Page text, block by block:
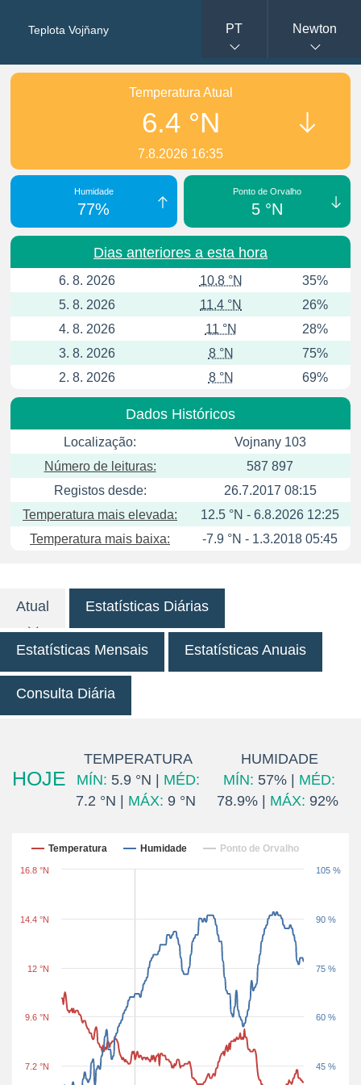
Teplota Vojňany PT Newton
Temperatura Atual
6.4 °N
7.8.2026 16:35
Humidade
77%
Ponto de Orvalho
5 °N
Dias anteriores a esta hora
6. 8. 2026 10.8 °N
35%
5. 8. 2026
11.4 °N
26%
4. 8. 2026
11 °N
28%
3. 8. 2026
8 °N
75%
2. 8. 2026
8 °N 69%
Dados Históricos
Localização:
Vojnany 103
Número de leituras:
587 897
Registos desde:
26.7.2017 08:15
Temperatura mais elevada:
12.5 °N - 6.8.2026 12:25
Temperatura mais baixa:
-7.9 °N - 1.3.2018 05:45
Atual Estatísticas Diárias
Estatísticas Mensais Estatísticas Anuais
Consulta Diária
HOJE
TEMPERATURA
MÍN: 5.9 °N | MÉD:
7.2 °N | MÁX: 9 °N
HUMIDADE
MÍN: 57% | MÉD:
78.9% | MÁX: 92%
Últimas 24 horas
Temperatura Humidade Ponto de Orvalho
7.2 °N
9.6 °N
12 °N
14.4 °N
16.8 °N
45 %
60 %
75 %
90 %
105 %